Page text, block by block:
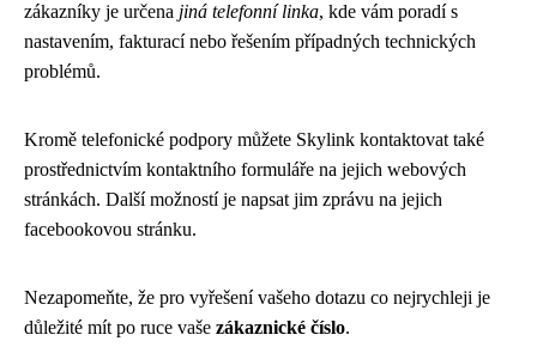
zákazníky je určena jiná telefonní linka, kde vám poradí s
nastavením, fakturací nebo řešením případných technických
problémů.
Kromě telefonické podpory můžete Skylink kontaktovat také
prostřednictvím kontaktního formuláře na jejich webových
stránkách. Další možností je napsat jim zprávu na jejich
facebookovou stránku.
Nezapomeňte, že pro vyřešení vašeho dotazu co nejrychleji je
důležité mít po ruce vaše zákaznické číslo.